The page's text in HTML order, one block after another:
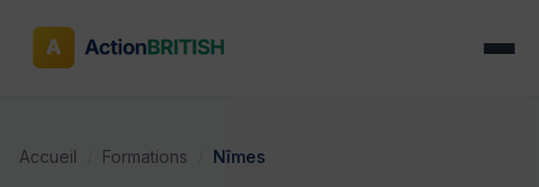
Accueil Formations Nîmes